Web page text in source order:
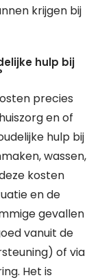
krijgen bij
hulp bij
precies
en of
hulp bij
wassen,
kosten
en de
gevallen
vanuit de
of via
Het is